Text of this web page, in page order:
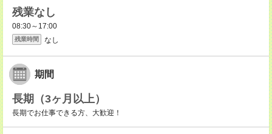
残業なし
08:30～17:00
残業時間 なし
期間
長期（3ヶ月以上）
長期でお仕事できる方、大歓迎！